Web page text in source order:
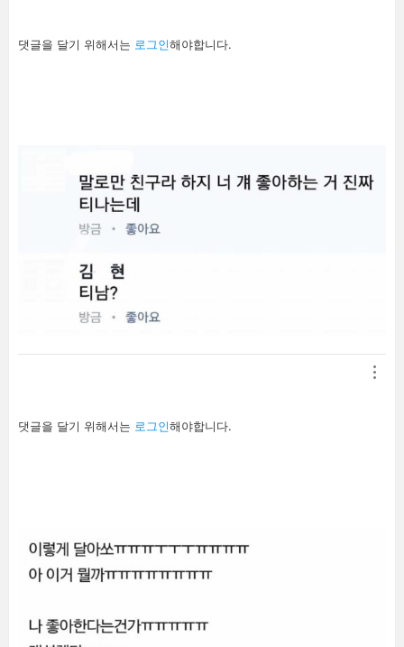
답
글
댓글을 달기 위해서는 로그인해야합니다.
답
글
댓글을 달기 위해서는 로그인해야합니다.